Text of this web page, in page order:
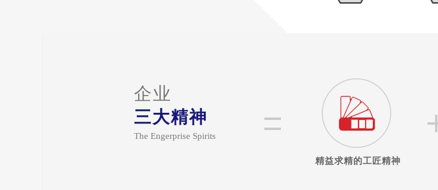
企业
三大精神
The Engerprise Spirits
精益求精的工匠精神